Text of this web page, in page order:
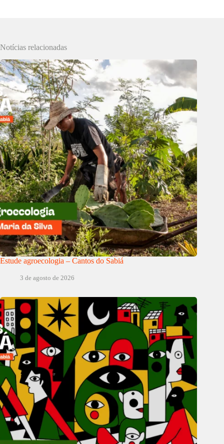
Notícias relacionadas
Estude agroecologia – Cantos do Sabiá
3 de agosto de 2026